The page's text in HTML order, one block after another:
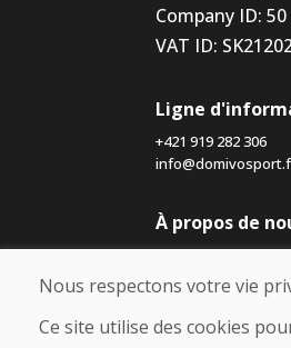
Company ID:
VAT ID:
Ligne
+421 919 282 306
À propos de
Blog
À propos de nous
Boutique
Contact
Nous respectons votre vie
Ce site utilise des cookies